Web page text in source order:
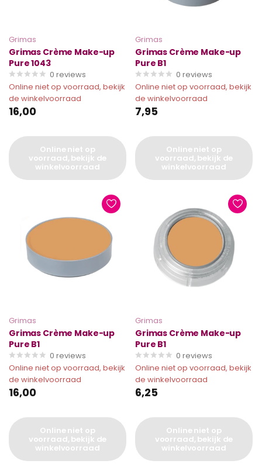
Grimas
Grimas Crème Make-up
Pure 1043
0 reviews
Online niet op voorraad, bekijk
de winkelvoorraad
16,00
Online niet op
voorraad, bekijk de
winkelvoorraad
Grimas
Grimas Crème Make-up
Pure B1
0 reviews
Online niet op voorraad, bekijk
de winkelvoorraad
7,95
Online niet op
voorraad, bekijk de
winkelvoorraad
Grimas
Grimas Crème Make-up
Pure B1
0 reviews
Online niet op voorraad, bekijk
de winkelvoorraad
16,00
Online niet op
voorraad, bekijk de
winkelvoorraad
Grimas
Grimas Crème Make-up
Pure B1
0 reviews
Online niet op voorraad, bekijk
de winkelvoorraad
6,25
Online niet op
voorraad, bekijk de
winkelvoorraad